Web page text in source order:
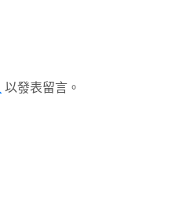
以發表留言。